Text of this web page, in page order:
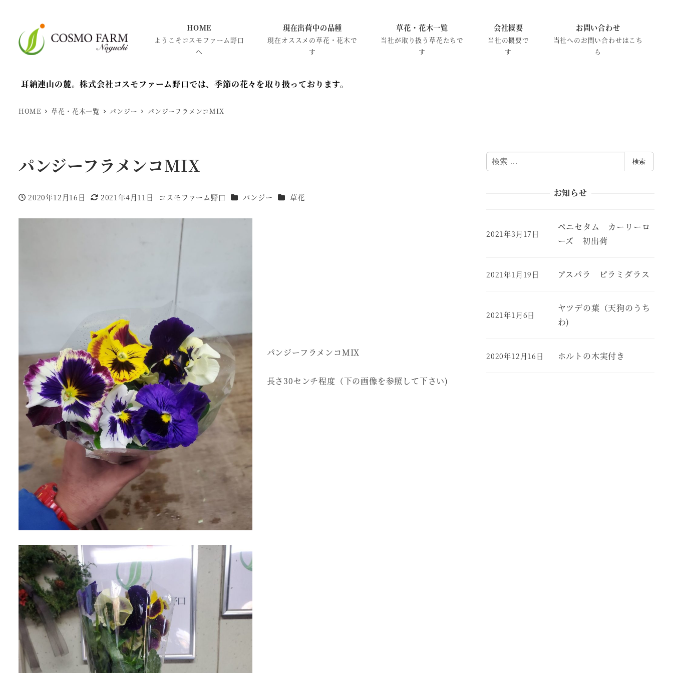
HOME
ようこそコスモファーム野口
へ
現在出荷中の品種
現在オススメの草花・花木で
す
草花・花木一覧
当社が取り扱う草花たちで
す
会社概要
当社の概要で
す
お問い合わせ
当社へのお問い合わせはこち
ら
耳納連山の麓。株式会社コスモファーム野口では、季節の花々を取り扱っております。
HOME 草花・花木一覧 パンジー パンジーフラメンコMIX
パンジーフラメンコMIX
投稿日
2020年12月16日
更新日
2021年4月11日
著
コスモファーム野口 カテゴリー
パンジー カテゴリー
草花
パンジーフラメンコMIX
長さ30センチ程度（下の画像を参照して下さい)
検
索
検索
お知らせ
ペニセタム カーリーロ
ーズ 初出荷
2021年3月17日
アスパラ ピラミダラス
2021年1月19日
ヤツデの葉（天狗のうち
わ)
2021年1月6日
ホルトの木実付き
2020年12月16日